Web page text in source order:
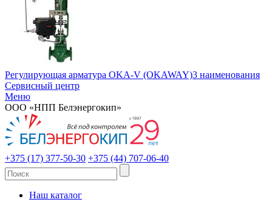
Регулирующая арматура OKA-V (OKAWAY)3 наименования
Сервисный центр
Меню
ООО «НПП Белэнергокип»
+375 (17) 377-50-30 +375 (44) 707-06-40
Наш каталог